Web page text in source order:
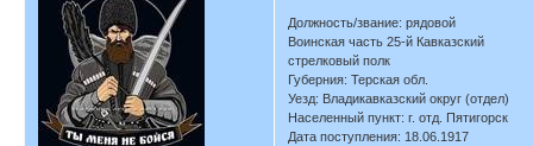
Должность/звание: рядовой
Воинская часть 25-й Кавказский
стрелковый полк
Губерния: Терская обл.
Уезд: Владикавказский округ (отдел)
Населенный пункт: г. отд. Пятигорск
Дата поступления: 18.06.1917